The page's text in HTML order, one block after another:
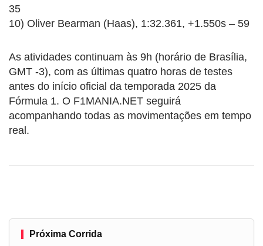
35
10) Oliver Bearman (Haas), 1:32.361, +1.550s – 59
As atividades continuam às 9h (horário de Brasília,
GMT -3), com as últimas quatro horas de testes
antes do início oficial da temporada 2025 da
Fórmula 1. O F1MANIA.NET seguirá
acompanhando todas as movimentações em tempo
real.
Próxima Corrida